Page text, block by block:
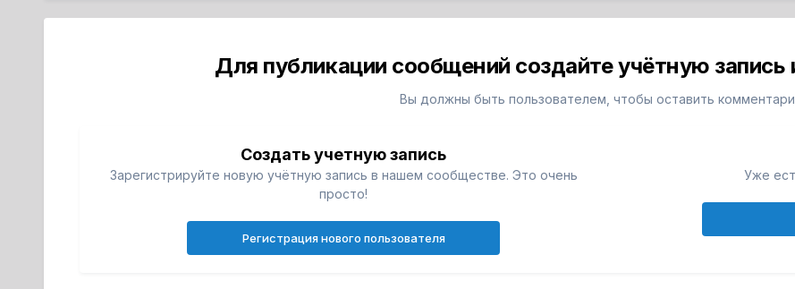
Для публикации сообщений создайте учётную запись
Вы должны быть пользователем, чтобы оставить
Создать учетную запись
Зарегистрируйте новую учётную запись в нашем сообществе. Это очень
просто!
Регистрация нового пользователя
Уже